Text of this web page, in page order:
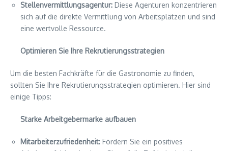
Stellenvermittlungsagentur: Diese Agenturen konzentrieren
sich auf die direkte Vermittlung von Arbeitsplätzen und sind
eine wertvolle Ressource.
Optimieren Sie Ihre Rekrutierungsstrategien
Um die besten Fachkräfte für die Gastronomie zu finden,
sollten Sie Ihre Rekrutierungsstrategien optimieren. Hier sind
einige Tipps:
Starke Arbeitgebermarke aufbauen
Mitarbeiterzufriedenheit: Fördern Sie ein positives